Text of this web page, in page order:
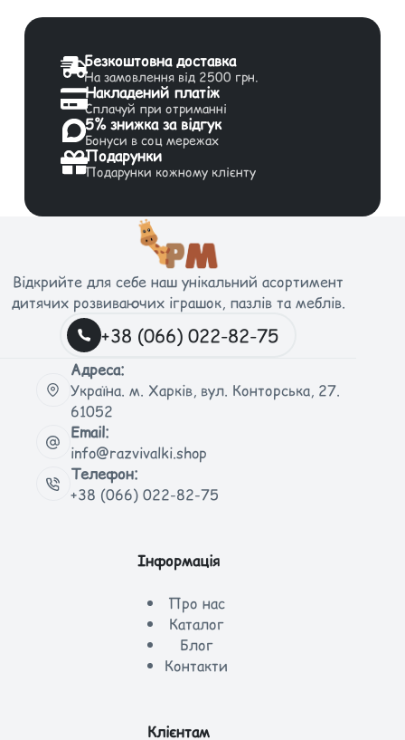
Безкоштовна доставка
На замовлення від 2500 грн.
Накладений платіж
Сплачуй при отриманні
5% знижка за відгук
Бонуси в соц мережах
Подарунки
Подарунки кожному клієнту
Відкрийте для себе наш унікальний асортимент
дитячих розвиваючих іграшок, пазлів та меблів.
+38 (066) 022-82-75
Адреса:
Україна. м. Харків, вул. Конторська, 27.
61052
Email:
info@razvivalki.shop
Телефон:
+38 (066) 022-82-75
Інформація
Про нас
Каталог
Блог
Контакти
Клієнтам